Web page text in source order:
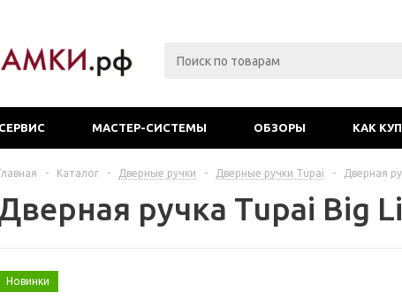
СЕРВИС МАСТЕР-СИСТЕМЫ ОБЗОРЫ КАК
- Каталог - Дверные ручки - Дверные ручки Tupai - Дверная
ручка Tupai Big
Новинки